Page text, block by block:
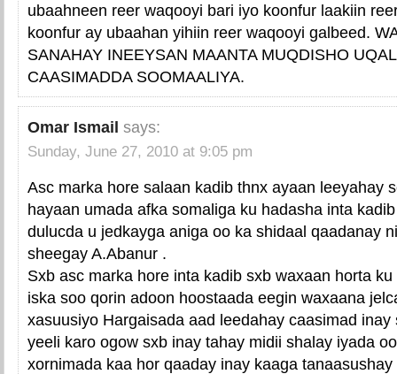
ubaahneen reer waqooyi bari iyo koonfur laakiin
koonfur ay ubaahan yihiin reer waqooyi galbeed.
SANAHAY INEEYSAN MAANTA MUQDISHO
CAASIMADDA SOOMAALIYA.
Omar Ismail says:
Sunday, June 27, 2010 at 9:05 pm
Asc marka hore salaan kadib thnx ayaan leeyahay
hayaan umada afka somaliga ku hadasha inta
dulucda u jedkayga aniga oo ka shidaal qaadanay
sheegay A.Abanur .
Sxb asc marka hore inta kadib sxb waxaan horta
iska soo qorin adoon hoostaada eegin waxaana
xasuusiyo Hargaisada aad leedahay caasimad
yeeli karo ogow sxb inay tahay midii shalay iyada
xornimada kaa hor qaaday inay kaaga